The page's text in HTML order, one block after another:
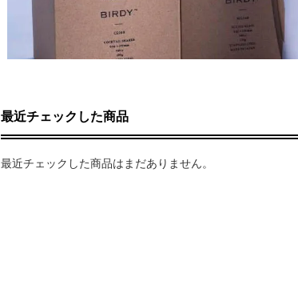
最近チェックした商品
最近チェックした商品はまだありません。